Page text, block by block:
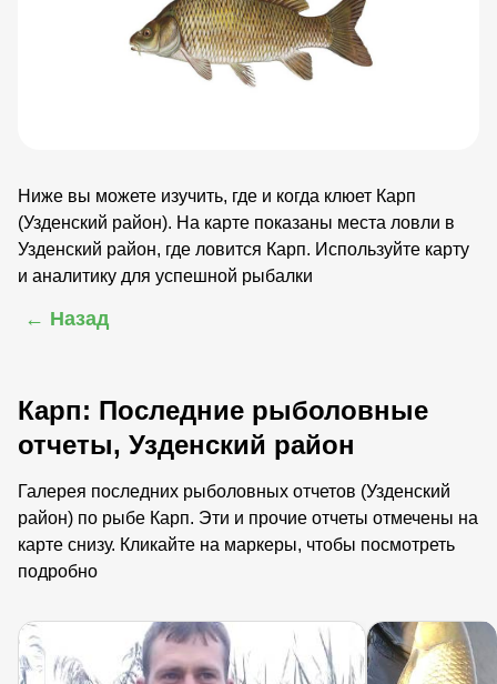
Ниже вы можете изучить, где и когда клюет Карп
(Узденский район). На карте показаны места ловли в
Узденский район, где ловится Карп. Используйте карту
и аналитику для успешной рыбалки
← Назад
Карп: Последние рыболовные
отчеты, Узденский район
Галерея последних рыболовных отчетов (Узденский
район) по рыбе Карп. Эти и прочие отчеты отмечены на
карте снизу. Кликайте на маркеры, чтобы посмотреть
подробно